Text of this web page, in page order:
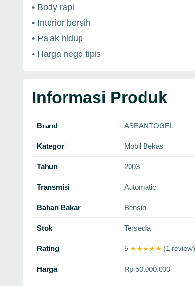
• Body rapi
• Interior bersih
• Pajak hidup
• Harga nego tipis
Informasi Produk
Brand ASEANTOGEL
Kategori Mobil Bekas
Tahun 2003
Transmisi Automatic
Bahan Bakar Bensin
Stok Tersedia
Rating 5 ★★★★★ (1 review)
Harga Rp 50.000.000